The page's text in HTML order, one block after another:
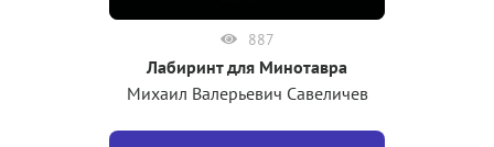
887
Лабиринт для Минотавра
Михаил Валерьевич Савеличев